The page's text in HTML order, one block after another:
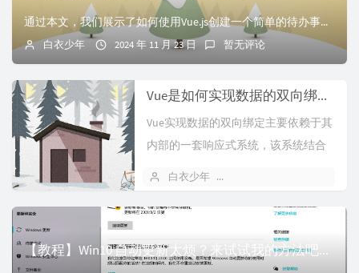
通过本文，我们展示了如何使用Vue.js创建一个简单的待办事项应用。这个示例展示了Vue.js的基本特性，包括数据绑定、事件处理、组件化开发等。Vue.j...
白衣少年 2024 年 11 月 23 日 暂无评论
Vue是如何实现数据的双向绑定的
Vue实现数据的双向绑定主要依赖于其
内部的一套响应式系统，该系统结合
白衣少年
【教程】Win10 自动更新太烦？来试试我的方法吧！！